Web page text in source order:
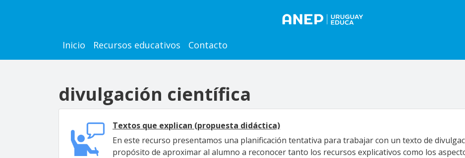
Main navigation
Inicio Recursos educativos Contacto
divulgación científica
Textos que explican (propuesta didáctica)
En este recurso presentamos una planificación tentativa para trabajar con un texto de
propósito de aproximar al alumno a reconocer tanto los recursos explicativos como los